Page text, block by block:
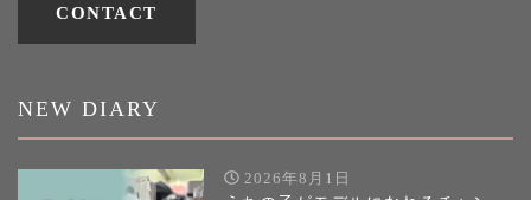
CONTACT
NEW DIARY
2026年8月1日